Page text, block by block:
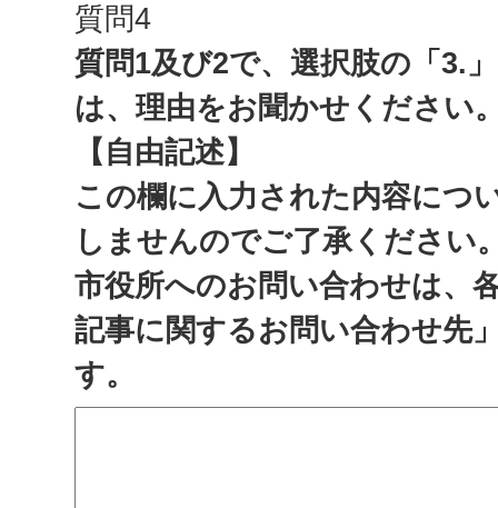
質問4
質問1及び2で、選択肢の「3.
は、理由をお聞かせください
【自由記述】
この欄に入力された内容につ
しませんのでご了承ください
市役所へのお問い合わせは、
記事に関するお問い合わせ先
す。